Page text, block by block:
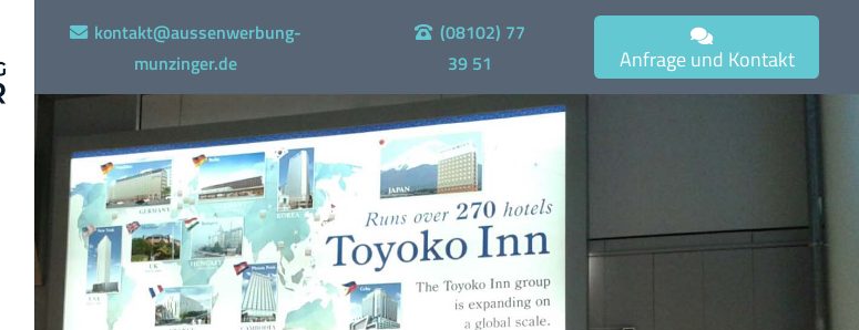
kontakt@aussenwerbung-
munzinger.de
(08102) 77
39 51
Anfrage und Kontakt